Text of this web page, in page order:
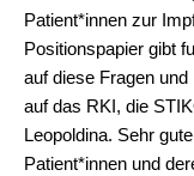
Patient*innen zur
Positionspapier gibt
auf diese Fragen
auf das RKI, die
Leopoldina. Sehr
Patient*innen und